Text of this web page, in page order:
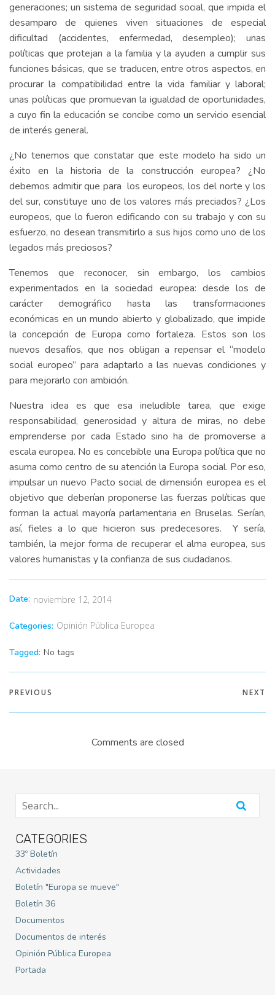
generaciones; un sistema de seguridad social, que impida el
desamparo de quienes viven situaciones de especial
dificultad (accidentes, enfermedad, desempleo); unas
políticas que protejan a la familia y la ayuden a cumplir sus
funciones básicas, que se traducen, entre otros aspectos, en
procurar la compatibilidad entre la vida familiar y laboral;
unas políticas que promuevan la igualdad de oportunidades,
a cuyo fin la educación se concibe como un servicio esencial
de interés general.
¿No tenemos que constatar que este modelo ha sido un
éxito en la historia de la construcción europea? ¿No
debemos admitir que para los europeos, los del norte y los
del sur, constituye uno de los valores más preciados? ¿Los
europeos, que lo fueron edificando con su trabajo y con su
esfuerzo, no desean transmitirlo a sus hijos como uno de los
legados más preciosos?
Tenemos que reconocer, sin embargo, los cambios
experimentados en la sociedad europea: desde los de
carácter demográfico hasta las transformaciones
económicas en un mundo abierto y globalizado, que impide
la concepción de Europa como fortaleza. Estos son los
nuevos desafíos, que nos obligan a repensar el “modelo
social europeo” para adaptarlo a las nuevas condiciones y
para mejorarlo con ambición.
Nuestra idea es que esa ineludible tarea, que exige
responsabilidad, generosidad y altura de miras, no debe
emprenderse por cada Estado sino ha de promoverse a
escala europea. No es concebible una Europa política que no
asuma como centro de su atención la Europa social. Por eso,
impulsar un nuevo Pacto social de dimensión europea es el
objetivo que deberían proponerse las fuerzas políticas que
forman la actual mayoría parlamentaria en Bruselas. Serían,
así, fieles a lo que hicieron sus predecesores. Y sería,
también, la mejor forma de recuperar el alma europea, sus
valores humanistas y la confianza de sus ciudadanos.
Date: noviembre 12, 2014
Categories: Opinión Pública Europea
Tagged: No tags
PREVIOUS NEXT
Comments are closed
CATEGORIES
33º Boletín
Actividades
Boletín "Europa se mueve"
Boletín 36
Documentos
Documentos de interés
Opinión Pública Europea
Portada